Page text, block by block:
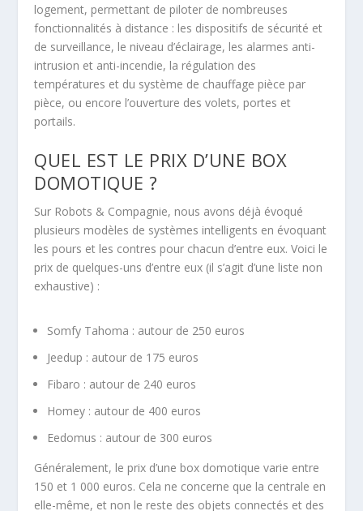
logement, permettant de piloter de nombreuses
fonctionnalités à distance : les dispositifs de sécurité et
de surveillance, le niveau d’éclairage, les alarmes anti-
intrusion et anti-incendie, la régulation des
températures et du système de chauffage pièce par
pièce, ou encore l’ouverture des volets, portes et
portails.
QUEL EST LE PRIX D’UNE BOX
DOMOTIQUE ?
Sur Robots & Compagnie, nous avons déjà évoqué
plusieurs modèles de systèmes intelligents en évoquant
les pours et les contres pour chacun d’entre eux. Voici le
prix de quelques-uns d’entre eux (il s’agit d’une liste non
exhaustive) :
Somfy Tahoma : autour de 250 euros
Jeedup : autour de 175 euros
Fibaro : autour de 240 euros
Homey : autour de 400 euros
Eedomus : autour de 300 euros
Généralement, le prix d’une box domotique varie entre
150 et 1 000 euros. Cela ne concerne que la centrale en
elle-même, et non le reste des objets connectés et des